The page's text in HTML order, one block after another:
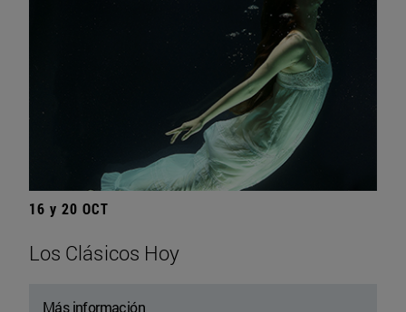
16 y 20 OCT
Los Clásicos Hoy
Más información